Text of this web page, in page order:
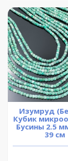
Изумруд
Кубик
Бусины 2.5
39 см